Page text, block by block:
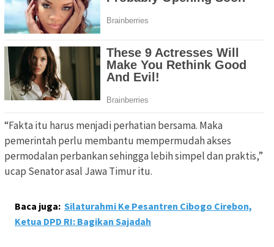
“Fakta itu harus menjadi perhatian bersama. Maka
pemerintah perlu membantu mempermudah akses
permodalan perbankan sehingga lebih simpel dan praktis,”
ucap Senator asal Jawa Timur itu.
Baca juga: Silaturahmi Ke Pesantren Cibogo Cirebon,
Ketua DPD RI: Bagikan Sajadah